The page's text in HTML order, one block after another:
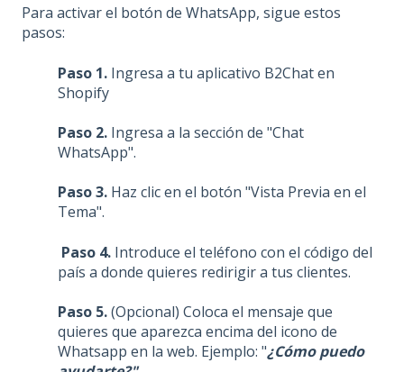
Para activar el botón de WhatsApp, sigue estos
pasos:
Paso 1. Ingresa a tu aplicativo B2Chat en
Shopify
Paso 2. Ingresa a la sección de "Chat
WhatsApp".
Paso 3. Haz clic en el botón "Vista Previa en el
Tema".
Paso 4. Introduce el teléfono con el código del
país a donde quieres redirigir a tus clientes.
Paso 5.(Opcional) Coloca el mensaje que
quieres que aparezca encima del icono de
Whatsapp en la web. Ejemplo: "¿Cómo puedo